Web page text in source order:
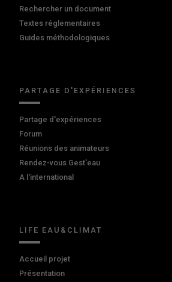
Rechercher un document
Textes réglementaires
Guides méthodologiques
PARTAGE D'EXPÉRIENCES
Partage d'expériences
Forum
Réunions des animateurs
Rendez-vous Gest'eau
A l'international
LIFE EAU&CLIMAT
Accueil projet
Présentation